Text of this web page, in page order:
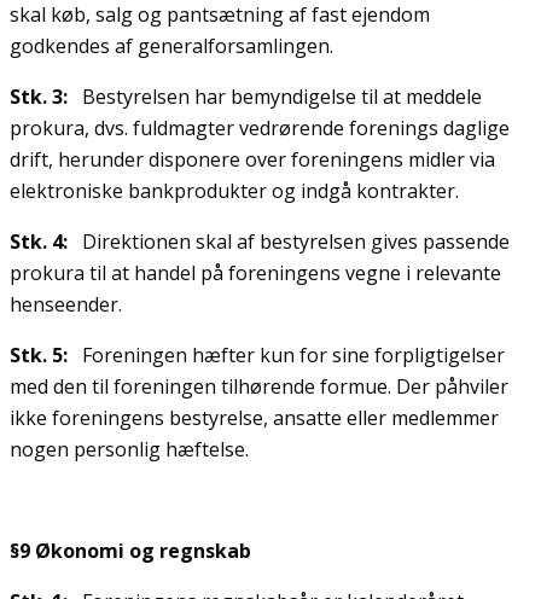
skal køb, salg og pantsætning af fast ejendom
godkendes af generalforsamlingen.
Stk. 3: Bestyrelsen har bemyndigelse til at meddele
prokura, dvs. fuldmagter vedrørende forenings daglige
drift, herunder disponere over foreningens midler via
elektroniske bankprodukter og indgå kontrakter.
Stk. 4: Direktionen skal af bestyrelsen gives passende
prokura til at handel på foreningens vegne i relevante
henseender.
Stk. 5: Foreningen hæfter kun for sine forpligtigelser
med den til foreningen tilhørende formue. Der påhviler
ikke foreningens bestyrelse, ansatte eller medlemmer
nogen personlig hæftelse.
§9 Økonomi og regnskab